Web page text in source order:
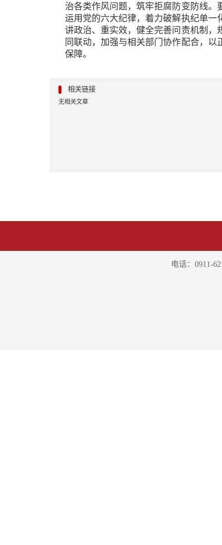
治各类作风问题，筑牢拒腐防变防线
运用党的六大纪律，着力破解执纪单
讲政治、重实效，健全完善问责机制
同联动，加强与相关部门协作配合，
保障。
相关链接
无相关文章
电话：0911-